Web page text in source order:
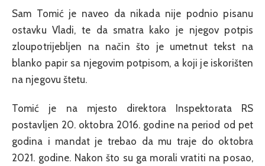
Sam Tomić je naveo da nikada nije podnio pisanu
ostavku Vladi, te da smatra kako je njegov potpis
zloupotrijebljen na način što je umetnut tekst na
blanko papir sa njegovim potpisom, a koji je iskorišten
na njegovu štetu.
Tomić je na mjesto direktora Inspektorata RS
postavljen 20. oktobra 2016. godine na period od pet
godina i mandat je trebao da mu traje do oktobra
2021. godine. Nakon što su ga morali vratiti na posao,